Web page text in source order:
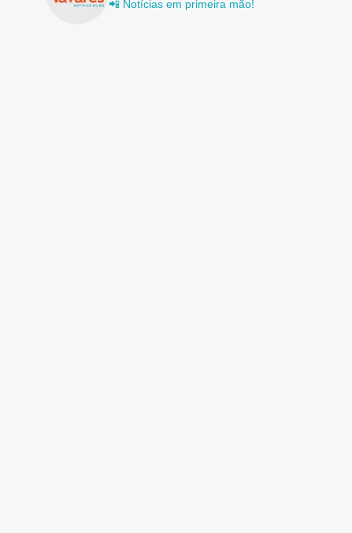
📲 Notícias em primeira mão!